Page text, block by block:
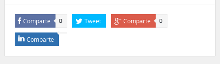
Comparte 0 Tweet Comparte 0
Comparte